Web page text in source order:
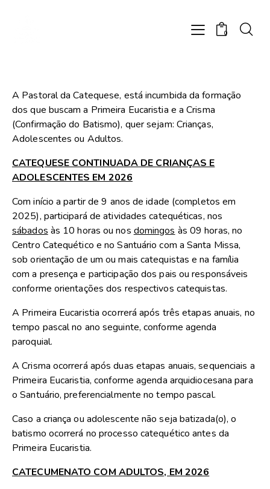
0
A Pastoral da Catequese, está incumbida da formação
dos que buscam a Primeira Eucaristia e a Crisma
(Confirmação do Batismo), quer sejam: Crianças,
Adolescentes ou Adultos.
CATEQUESE CONTINUADA DE CRIANÇAS E
ADOLESCENTES EM 2026
Com início a partir de 9 anos de idade (completos em
2025), participará de atividades catequéticas, nos
sábados às 10 horas ou nos domingos às 09 horas, no
Centro Catequético e no Santuário com a Santa Missa,
sob orientação de um ou mais catequistas e na família
com a presença e participação dos pais ou responsáveis
conforme orientações dos respectivos catequistas.
A Primeira Eucaristia ocorrerá após três etapas anuais, no
tempo pascal no ano seguinte, conforme agenda
paroquial.
A Crisma ocorrerá após duas etapas anuais, sequenciais a
Primeira Eucaristia, conforme agenda arquidiocesana para
o Santuário, preferencialmente no tempo pascal.
Caso a criança ou adolescente não seja batizada(o), o
batismo ocorrerá no processo catequético antes da
Primeira Eucaristia.
CATECUMENATO COM ADULTOS, EM 2026